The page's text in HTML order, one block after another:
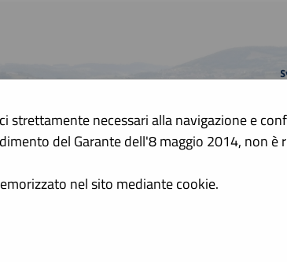
A GRAFICA TESTO ALTO
strettamente necessari alla navigazione e
del Garante dell'8 maggio 2014, non è
nel sito mediante cookie.
si intende per